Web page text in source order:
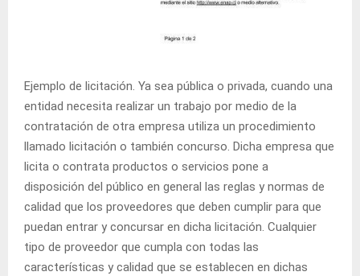
Ejemplo de licitación. Ya sea pública o privada, cuando una
entidad necesita realizar un trabajo por medio de la
contratación de otra empresa utiliza un procedimiento
llamado licitación o también concurso. Dicha empresa que
licita o contrata productos o servicios pone a
disposición del público en general las reglas y normas de
calidad que los proveedores que deben cumplir para que
puedan entrar y concursar en dicha licitación. Cualquier
tipo de proveedor que cumpla con todas las
características y calidad que se establecen en dichas